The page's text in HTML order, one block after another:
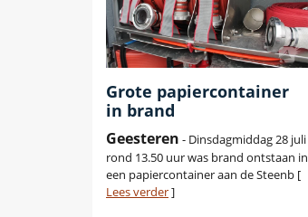
Grote papiercontainer
in brand
Geesteren - Dinsdagmiddag 28 juli
rond 13.50 uur was brand ontstaan in
een papiercontainer aan de Steenb [
Lees verder]